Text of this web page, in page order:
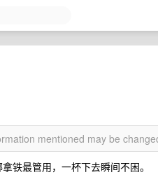
mentioned may be
铁最管用，一杯下去瞬间不困。